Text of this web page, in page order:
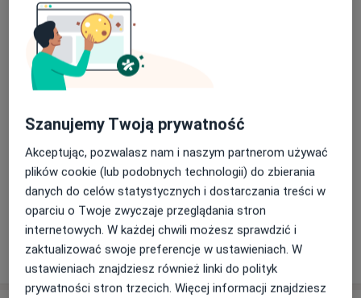
USG szwów czaszkowych
200 zł - 220 zł Szczegóły
USG opłucnej
200 zł Szczegóły
200 zł Szczegóły Umów wizytę
+ 3 usługi
W jaki sposób ustalane są ceny?
Szanujemy Twoją prywatność
Akceptując, pozwalasz nam i naszym partnerom używać
plików cookie (lub podobnych technologii) do zbierania
danych do celów statystycznych i dostarczania treści w
oparciu o Twoje zwyczaje przeglądania stron
internetowych. W każdej chwili możesz sprawdzić i
zaktualizować swoje preferencje w ustawieniach. W
ustawieniach znajdziesz również linki do polityk
prywatności stron trzecich. Więcej informacji znajdziesz